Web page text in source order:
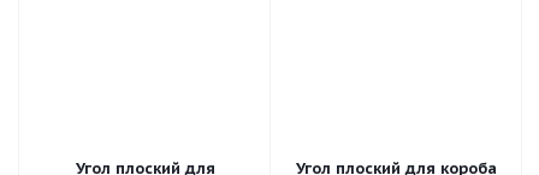
Угол плоский для
Угол плоский для короба